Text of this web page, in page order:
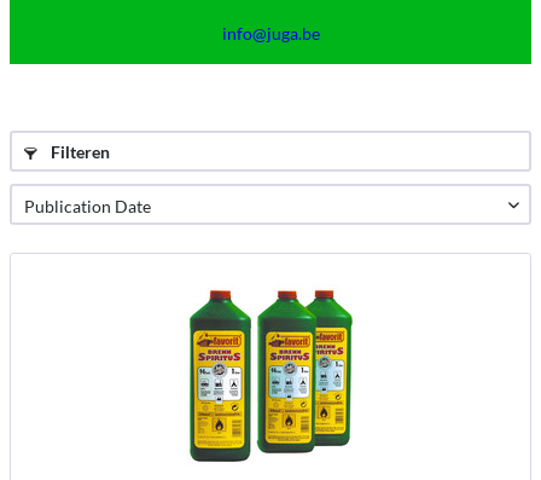
info@juga.be
Filteren